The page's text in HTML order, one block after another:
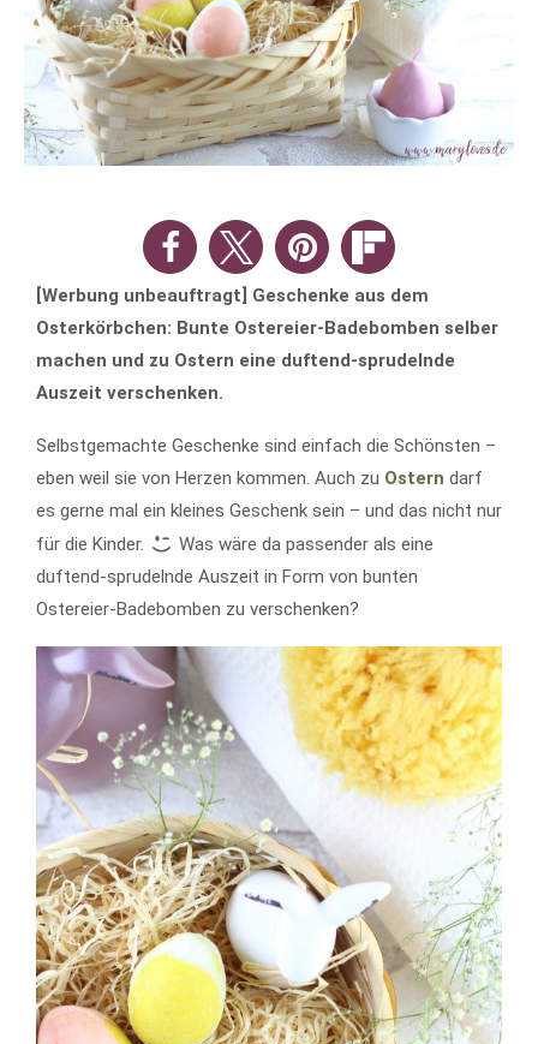
[Werbung unbeauftragt] Geschenke aus dem
Osterkörbchen: Bunte Ostereier-Badebomben selber
machen und zu Ostern eine duftend-sprudelnde
Auszeit verschenken.
Selbstgemachte Geschenke sind einfach die Schönsten –
eben weil sie von Herzen kommen. Auch zu Ostern darf
es gerne mal ein kleines Geschenk sein – und das nicht nur
für die Kinder.
Was wäre da passender als eine
duftend-sprudelnde Auszeit in Form von bunten
Ostereier-Badebomben zu verschenken?